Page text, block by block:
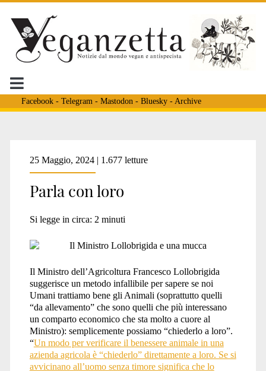
Facebook- Telegram - Mastodon - Bluesky- Archive
Tag:
<span>etologia</span>
25 Maggio, 2024 | 1.677 letture
Parla con loro
Si legge in circa: 2 minuti
Il Ministro dell’Agricoltura Francesco Lollobrigida
suggerisce un metodo infallibile per sapere se noi
Umani trattiamo bene gli Animali (soprattutto quelli
“da allevamento” che sono quelli che più interessano
un comparto economico che sta molto a cuore al
Ministro): semplicemente possiamo “chiederlo a loro”.
“Un modo per verificare il benessere animale in una
azienda agricola è “chiederlo” direttamente a loro. Se si
avvicinano all’uomo senza timore significa che lo